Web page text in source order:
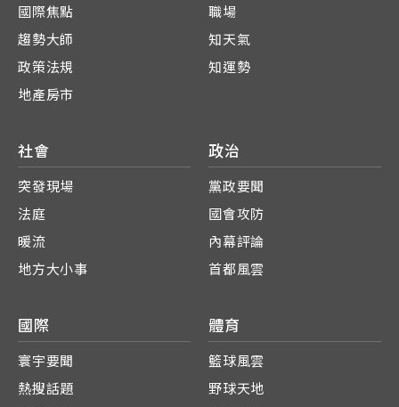
國際焦點
趨勢大師
政策法規
地產房市
職場
知天氣
知運勢
社會
突發現場
法庭
暖流
地方大小事
政治
黨政要聞
國會攻防
內幕評論
首都風雲
國際
寰宇要聞
熱搜話題
體育
籃球風雲
野球天地